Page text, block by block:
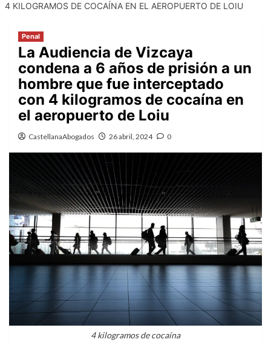
4 KILOGRAMOS DE COCAÍNA EN EL AEROPUERTO DE LOIU
Penal
La Audiencia de Vizcaya
condena a 6 años de prisión a un
hombre que fue interceptado
con 4 kilogramos de cocaína en
el aeropuerto de Loiu
CastellanaAbogados 26 abril, 2024 0
4 kilogramos de cocaína